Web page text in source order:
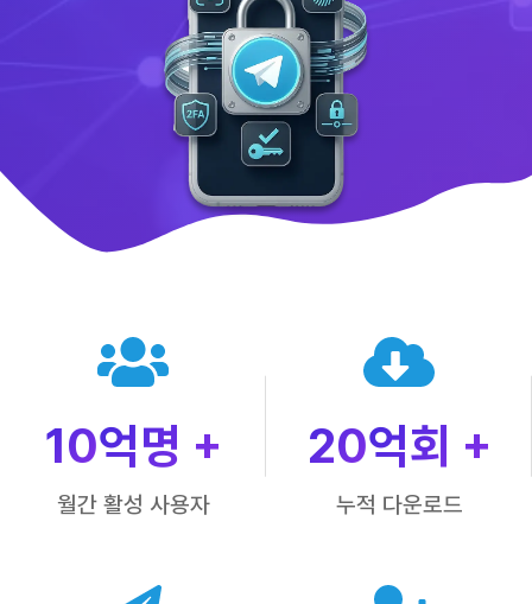
텔레그램 글로벌 이용 통계
10억명 +
월간 활성 사용자
20억회 +
누적 다운로드